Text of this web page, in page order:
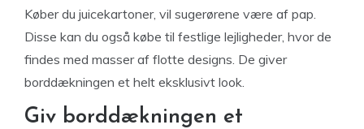
Køber du juicekartoner, vil sugerørene være af pap.
Disse kan du også købe til festlige lejligheder, hvor de
findes med masser af flotte designs. De giver
borddækningen et helt eksklusivt look.
Giv borddækningen et